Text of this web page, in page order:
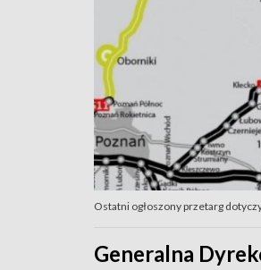
Ostatni ogłoszony przetarg
Generalna